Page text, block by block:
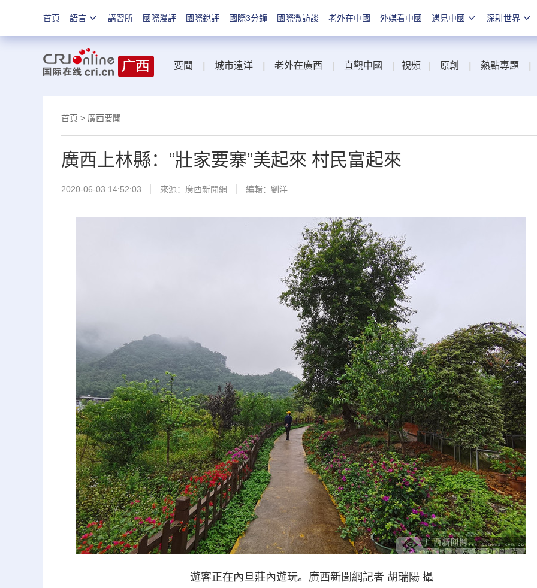
首頁 語言 講習所 國際漫評 國際銳評 國際3分鐘 國際微訪談 老外在中國 外媒看中國 遇見中國 深耕世界
要聞 城市遠洋 老外在廣西 直觀中國 視頻 原創 熱點專題
首頁 > 廣西要聞
廣西上林縣：“壯家要寨”美起來 村民富起來
2020-06-03 14:52:03 來源： 廣西新聞網 編輯：劉洋
遊客正在內旦莊內遊玩。廣西新聞網記者 胡瑞陽 攝